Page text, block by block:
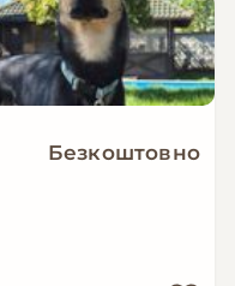
Безкоштовно